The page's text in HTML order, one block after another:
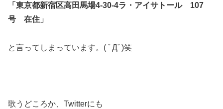
「東京都新宿区高田馬場4-30-4ラ・アイサトール 107
号 在住」
と言ってしまっています。( ﾟДﾟ)笑
歌うどころか、Twitterにも